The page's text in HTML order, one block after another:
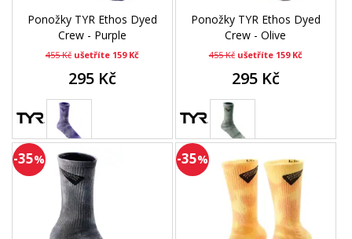
Ponožky TYR Ethos Dyed
Crew - Purple
455 Kč ušetříte 159 Kč
295 Kč
Ponožky TYR Ethos Dyed
Crew - Olive
455 Kč ušetříte 159 Kč
295 Kč
-35% -35%